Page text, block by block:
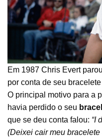
Em 1987 Chris Evert
por conta de seu
O principal motivo para a
havia perdido o seu
que se deu conta falou: “I
(Deixei cair meu bracelete